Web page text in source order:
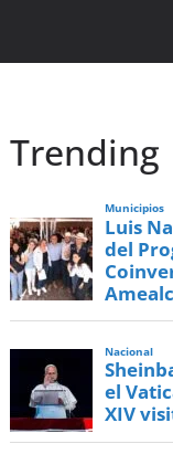
Trending
Municipios
Luis
del
Nacional
el
XIV